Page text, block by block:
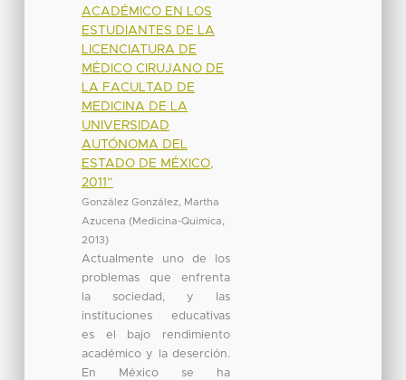
ACADÉMICO EN LOS
ESTUDIANTES DE LA
LICENCIATURA DE
MÉDICO CIRUJANO DE
LA FACULTAD DE
MEDICINA DE LA
UNIVERSIDAD
AUTÓNOMA DEL
ESTADO DE MÉXICO,
2011”
González González, Martha
Azucena (Medicina-Quimica
2013)
Actualmente uno de los
problemas que enfrenta
la sociedad, y las
instituciones educativas
es el bajo rendimiento
académico y la deserción.
En México se ha